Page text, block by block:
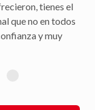
tienes el
que no en todos
y muy